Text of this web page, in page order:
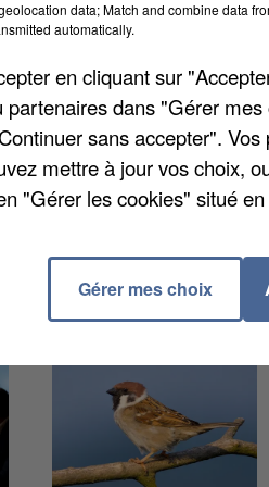
un studio photo avec
qui embauchent. Pour
la Région sur les frais
millions d'euros pour
data; Match and combine data
automatically.
en cliquant sur
partenaires dans "Gérer
sans accepter".
mettre à jour vos choix,
"Gérer les cookies" situé
Gérer mes choix